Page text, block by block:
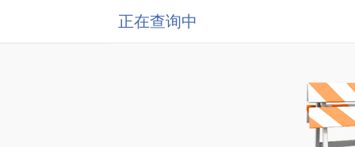
正在查询中